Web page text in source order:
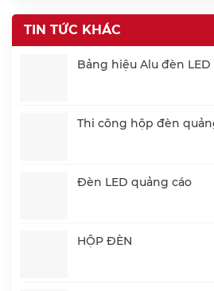
TIN TỨC KHÁC
Bảng hiệu Alu đèn LED
Thi công hộp đèn
Đèn LED quảng cáo
HỘP ĐÈN